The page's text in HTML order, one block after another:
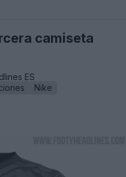
camiseta
ES
Nike